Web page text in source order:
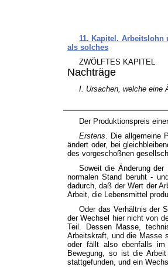
11. Kapitel. Arbeitslohn
als solches
ZWÖLFTES KAPITEL
Nachträge
I. Ursachen, welche eine
Der Produktionspreis
Erstens . Die
ändert oder, bei
des vorgeschoßnen
Soweit die Änderung
normalen Stand beruht -
dadurch, daß der Wert der
Arbeit, die Lebensmittel
Oder das Verhältnis der
der Wechsel hier nicht von
Teil. Dessen Masse,
Arbeitskraft, und die Masse
oder fällt also ebenfalls im
Bewegung, so ist die
stattgefunden, und ein